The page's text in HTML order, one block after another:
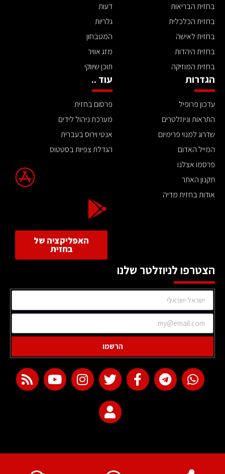
בחזית הבריאות
בחזית הכלכלית
בחזית לאישה
בחזית היהדות
בחזית המוזיקה
דעות
גלריות
המטבחון
מזג אוויר
תוכן שיווקי
הגדרות
עדכון פרופיל
התראות וניוזלטרים
שדרוג למנוי פרימיום
המייל האדום
פרסמו אצלנו
תקנון האתר
אודות בחזית מדיה
עוד ..
פרסום בחזית
מערכת ניהול לידים
אנטי וירוס בעברית
הגדלת צפיות בסטטוס
האפליקציה של
בחזית
הצטרפו לניוזלטר שלנו
הרשמו